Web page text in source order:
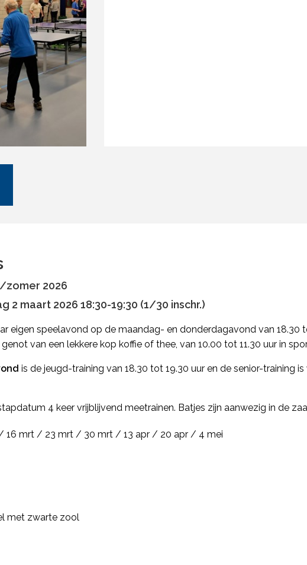
zomer 2026
2 maart 2026 18:30-19:30 (1/30 inschr.)
eigen speelavond op de maandag- en donderdagavond van 18.30
van een lekkere kop koffie of thee, van 10.00 tot 11.30 uur in
is de jeugd-training van 18.30 tot 19.30 uur en de senior-training
4 keer vrijblijvend meetrainen. Batjes zijn aanwezig in de
16 mrt / 23 mrt / 30 mrt / 13 apr / 20 apr / 4 mei
met zwarte zool